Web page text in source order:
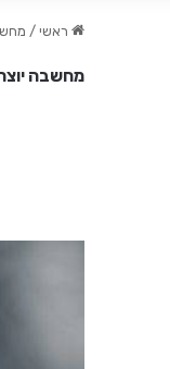
ראשי /
מחשבה